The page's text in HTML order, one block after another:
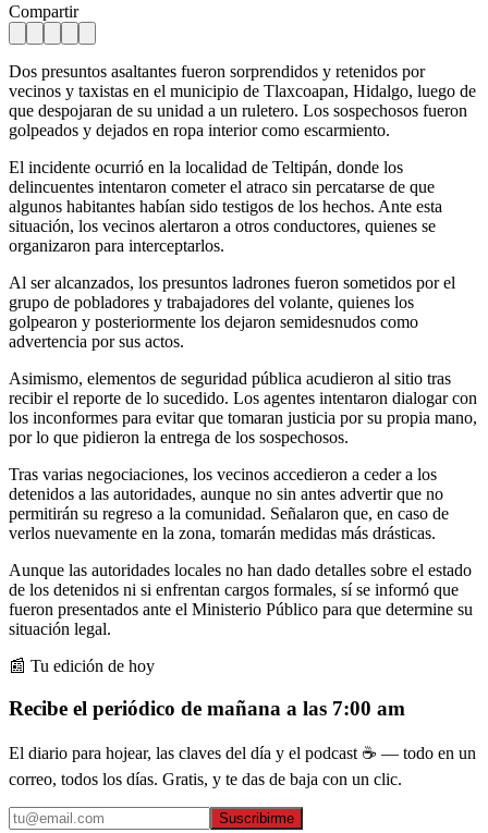
Compartir
Dos presuntos asaltantes fueron sorprendidos y retenidos por
vecinos y taxistas en el municipio de Tlaxcoapan, Hidalgo, luego de
que despojaran de su unidad a un ruletero. Los sospechosos fueron
golpeados y dejados en ropa interior como escarmiento.
El incidente ocurrió en la localidad de Teltipán, donde los
delincuentes intentaron cometer el atraco sin percatarse de que
algunos habitantes habían sido testigos de los hechos. Ante esta
situación, los vecinos alertaron a otros conductores, quienes se
organizaron para interceptarlos.
Al ser alcanzados, los presuntos ladrones fueron sometidos por el
grupo de pobladores y trabajadores del volante, quienes los
golpearon y posteriormente los dejaron semidesnudos como
advertencia por sus actos.
Asimismo, elementos de seguridad pública acudieron al sitio tras
recibir el reporte de lo sucedido. Los agentes intentaron dialogar con
los inconformes para evitar que tomaran justicia por su propia mano,
por lo que pidieron la entrega de los sospechosos.
Tras varias negociaciones, los vecinos accedieron a ceder a los
detenidos a las autoridades, aunque no sin antes advertir que no
permitirán su regreso a la comunidad. Señalaron que, en caso de
verlos nuevamente en la zona, tomarán medidas más drásticas.
Aunque las autoridades locales no han dado detalles sobre el estado
de los detenidos ni si enfrentan cargos formales, sí se informó que
fueron presentados ante el Ministerio Público para que determine su
situación legal.
📰 Tu edición de hoy
Recibe el periódico de mañana a las 7:00 am
El diario para hojear, las claves del día y el podcast ☕ — todo en un
correo, todos los días. Gratis, y te das de baja con un clic.
Suscribirme